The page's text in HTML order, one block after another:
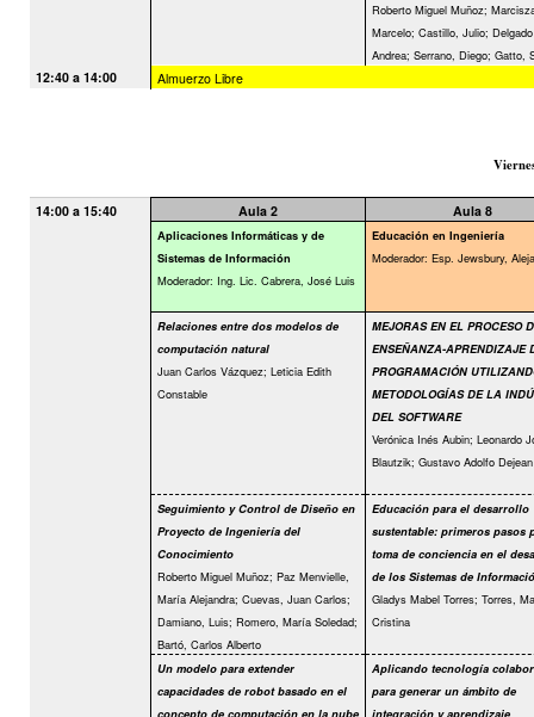
Roberto Miguel Muñoz;
Marcelo; Castillo, Julio; Delgado
Andrea; Serrano, Diego; Gatto,
12:40 a 14:00 Almuerzo Libre
14:00 a 15:40 Aula 2 Aula 8
Aplicaciones Informáticas y de
Sistemas de Información
Moderador: Ing. Lic. Cabrera, José Luis
Educación en Ingeniería
Moderador: Esp. Jewsbury,
Relaciones entre dos modelos de
computación natural
Juan Carlos Vázquez; Leticia Edith
Constable
MEJORAS EN EL PROCESO
ENSEÑANZA-APRENDIZAJE
PROGRAMACIÓN
METODOLOGÍAS DE LA
DEL SOFTWARE
Verónica Inés Aubin; Leonardo
Blautzik; Gustavo Adolfo Dejean
Seguimiento y Control de Diseño en
Proyecto de Ingeniería del
Conocimiento
Roberto Miguel Muñoz; Paz Menvielle,
María Alejandra; Cuevas, Juan Carlos;
Damiano, Luis; Romero, María Soledad;
Bartó, Carlos Alberto
Educación para el desarrollo
sustentable: primeros pasos
toma de conciencia en el
de los Sistemas de
Gladys Mabel Torres; Torres,
Cristina
Un modelo para extender
capacidades de robot basado en el
Aplicando tecnología
para generar un ámbito de